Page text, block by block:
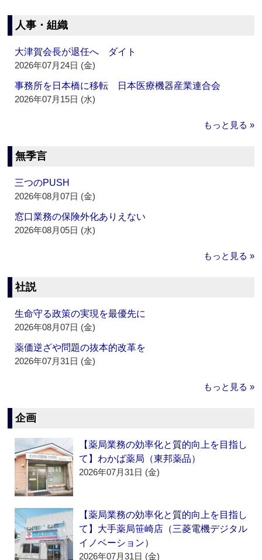
人事・組織
大津賀会長が退任へ ダイト
2026年07月24日 (金)
事務所を日本橋に移転 日本医療機器産業連合会
2026年07月15日 (水)
もっと見る »
無季言
三つのPUSH
2026年08月07日 (金)
窓口業務の保険外化ありえない
2026年08月05日 (水)
もっと見る »
社説
生命守る政策の実現を最優先に
2026年08月07日 (金)
薬価逆ざや問題の抜本的改革を
2026年07月31日 (金)
もっと見る »
企画
【薬局業務の効率化と質的向上を目指し
て】わかば薬局（東邦薬品）
2026年07月31日 (金)
【薬局業務の効率化と質的向上を目指し
て】大手薬局笹崎店（三菱電機デジタル
イノベーション）
2026年07月31日 (金)